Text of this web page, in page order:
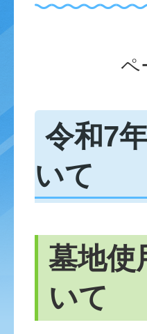
ペ
令和7
いて
墓地使
いて